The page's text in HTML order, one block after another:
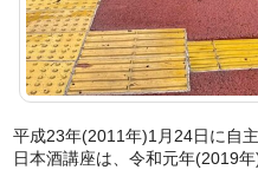
平成23年(2011年)1月24日に自
日本酒講座は、令和元年(2019